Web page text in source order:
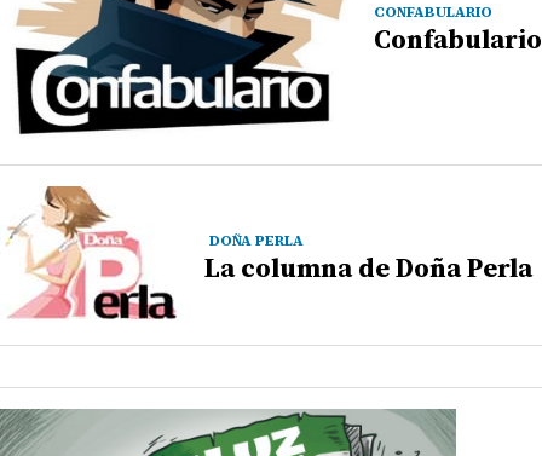
CONFABULARIO
Confabulario
DOÑA PERLA
La columna de Doña Perla